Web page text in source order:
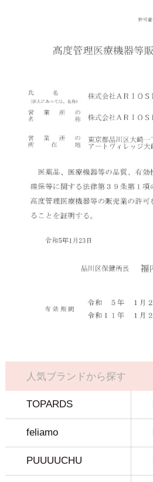
人気ブランドから探す
TOPARDS
feliamo
PUUUUCHU